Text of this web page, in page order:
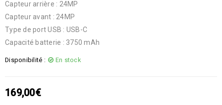
Capteur arrière : 24MP
Capteur avant : 24MP
Type de port USB : USB-C
Capacité batterie : 3750 mAh
Disponibilité : En stock
169,00€